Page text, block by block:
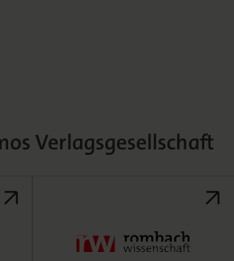
Verlagsgesellschaft